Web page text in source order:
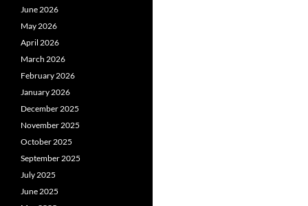
June 2026
May 2026
April 2026
March 2026
February 2026
January 2026
December 2025
November 2025
October 2025
September 2025
July 2025
June 2025